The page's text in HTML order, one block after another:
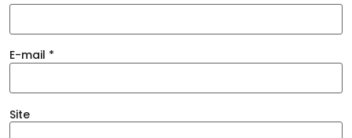
E-mail *
Site